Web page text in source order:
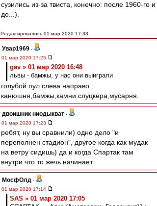
сузились из-за твиста, конечно: после 1960-го и
до...).
Редактировалось 01 мар 2020 17:33
Увар1969 -
01 мар 2020 17:25
gav » 01 мар 2020 16:48
львы - бамжы, у нас они выиграли
голубой пул слева направо :
канюшня,бамжы,камни слуцкера,мусарня.
двоишник ниодыкват -
01 мар 2020 17:23
ребят, ну вы сравнили) одно дело "и
переполнен стадион", другое когда как мудак
на ветру сидишь) да и когда Спартак там
внутри что то жечь начинает
МосфОлд -
01 мар 2020 17:14
SAS » 01 мар 2020 17:05